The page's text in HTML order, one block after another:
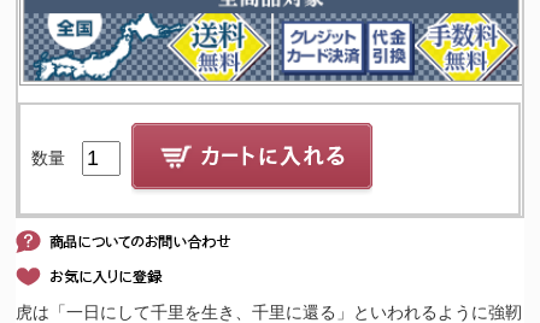
数量
虎は「一日にして千里を生き、千里に還る」といわれるように強靭